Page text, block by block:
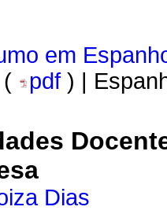
em
pdf ) |
Dias